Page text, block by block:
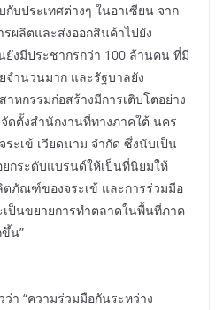
กับประเทศต่างๆ ในอาเซียน จาก
ผลิตและส่งออกสินค้าไปยัง
ยังมีประชากรกว่า 100 ล้านคน ที่มี
จำนวนมาก และรัฐบาลยัง
หกรรมก่อสร้างมีการเติบโตอย่าง
ดตั้งสำนักงานที่ทางภาคใต้ นคร
ะเข้ เวียดนาม จำกัด ซึ่งนับเป็น
กระดับแบรนด์ให้เป็นที่นิยมให้
ตภัณฑ์ของจระเข้ และการร่วมมือ
ป็นขยายการทำตลาดในพื้นที่ภาค
น”
วามร่วมมือกันระหว่าง